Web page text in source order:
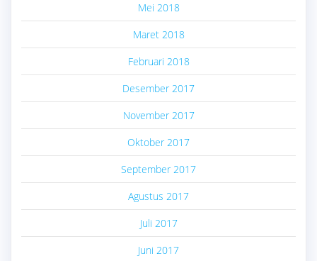
Mei 2018
Maret 2018
Februari 2018
Desember 2017
November 2017
Oktober 2017
September 2017
Agustus 2017
Juli 2017
Juni 2017